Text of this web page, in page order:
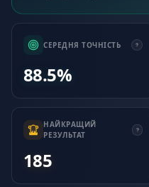
СЕРЕДНЯ ТОЧНІСТЬ
88.5%
НАЙКРАЩИЙ
РЕЗУЛЬТАТ
185